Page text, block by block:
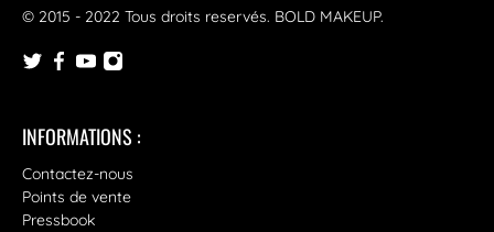
© 2015 - 2022 Tous droits reservés. BOLD MAKEUP.
INFORMATIONS :
Contactez-nous
Points de vente
Pressbook